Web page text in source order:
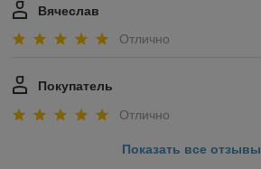
Вячеслав
Отлично
Покупатель
Отлично
Показать все отзывы